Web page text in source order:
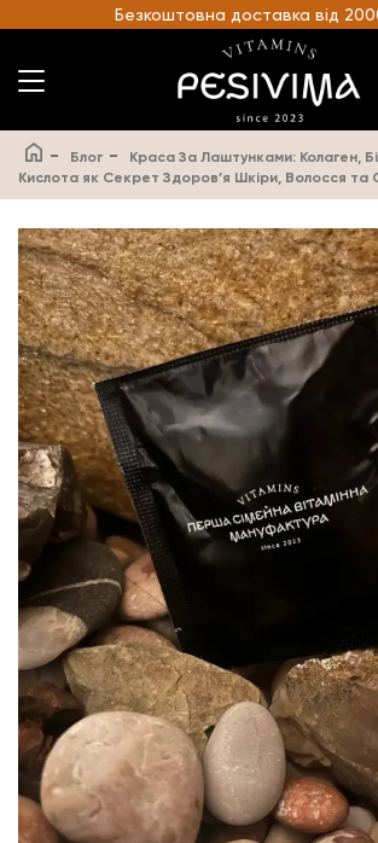
Безкоштовна доставка від
- Блог -
Краса За Лаштунками: Колаген,
Кислота як Секрет Здоров’я Шкіри, Волосся та